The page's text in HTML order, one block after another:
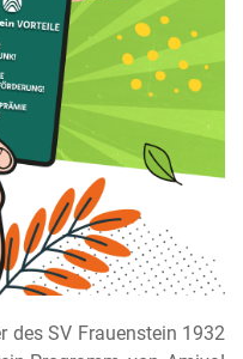
des SV Frauenstein 1932